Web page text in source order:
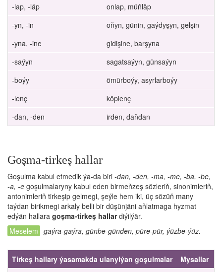
-lap, -läp
onlap, müňläp
-yn, -in
oňyn, günin, gaýdyşyn, gelşin
-yna, -ine
gidişine, barşyna
-saýyn
sagatsaýyn, günsaýyn
-boýy
ömürboýy, asyrlarboýy
-lenç
köplenç
-dan, -den
irden, daňdan
Goşma-tirkeş hallar
Goşulma kabul etmedik ýa-da biri -dan, -den, -ma, -me, -ba, -be,
-a, -e goşulmalaryny kabul eden birmeňzeş sözleriň, sinonimleriň,
antonimleriň tirkeşip gelmegi, şeýle hem iki, üç sözüň many
taýdan birikmegi arkaly belli bir düşünjäni aňlatmaga hyzmat
edýän hallara goşma-tirkeş hallardiýilýär.
gaýra-gaýra, günbe-günden, püre-pür, ýüzbe-ýüz.
Tirkeş hallary ýasamakda ulanylýan goşulmalar Mysallar